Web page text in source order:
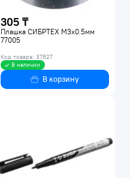
305 ₸
Плашка СИБРТЕХ М3х0.5мм
77005
Код товара: 37627
В наличии
В корзину